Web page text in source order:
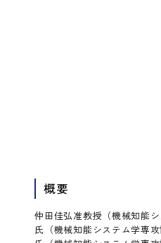
概要
仲田佳弘准教授（機械知能
氏（機械知能システム学専